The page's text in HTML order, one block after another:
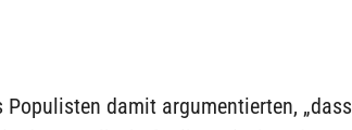
damit argumentierten, „dass